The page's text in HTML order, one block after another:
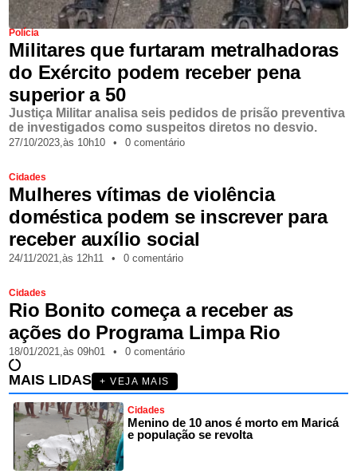
Polícia
Militares que furtaram metralhadoras
do Exército podem receber pena
superior a 50
Justiça Militar analisa seis pedidos de prisão preventiva
de investigados como suspeitos diretos no desvio.
27/10/2023,às 10h10 • 0 comentário
Cidades
Mulheres vítimas de violência
doméstica podem se inscrever para
receber auxílio social
24/11/2021,às 12h11 • 0 comentário
Cidades
Rio Bonito começa a receber as
ações do Programa Limpa Rio
18/01/2021,às 09h01 • 0 comentário
MAIS LIDAS + VEJA MAIS
Cidades
Menino de 10 anos é morto em Maricá
e população se revolta